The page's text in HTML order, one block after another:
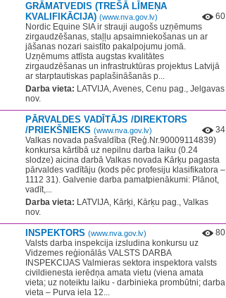
GRĀMATVEDIS (TREŠĀ LĪMEŅA
KVALIFIKĀCIJA) (www.nva.gov.lv)
60
Nordic Equine SIA ir strauji augošs uzņēmums
zirgaudzēšanas, staļļu apsaimniekošanas un ar
jāšanas nozari saistīto pakalpojumu jomā.
Uzņēmums attīsta augstas kvalitātes
zirgaudzēšanas un infrastruktūras projektus Latvijā
ar starptautiskas paplašināšanās p...
Darba vieta: LATVIJA, Avenes, Cenu pag., Jelgavas
nov.
PĀRVALDES VADĪTĀJS /DIREKTORS
/PRIEKŠNIEKS (www.nva.gov.lv)
34
Valkas novada pašvaldība (Reģ.Nr.90009114839)
konkursa kārtībā uz nepilnu darba laiku (0.24
slodze) aicina darbā Valkas novada Kārķu pagasta
pārvaldes vadītāju (kods pēc profesiju klasifikatora –
1112 31). Galvenie darba pamatpienākumi: Plānot,
vadīt,...
Darba vieta: LATVIJA, Kārķi, Kārķu pag., Valkas
nov.
INSPEKTORS (www.nva.gov.lv)
80
Valsts darba inspekcija izsludina konkursu uz
Vidzemes reģionālās VALSTS DARBA
INSPEKCIJAS Valmieras sektora inspektora valsts
civildienesta ierēdņa amata vietu (viena amata
vieta; uz noteiktu laiku - darbinieka prombūtni; darba
vieta – Purva iela 12...